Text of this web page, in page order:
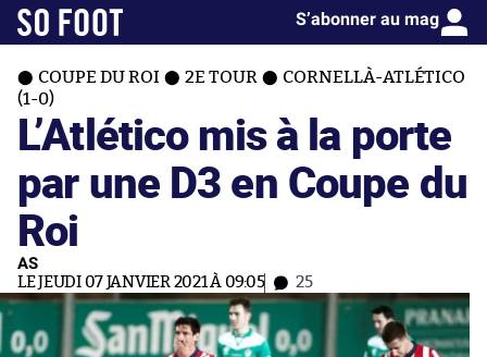
S’abonner au mag
COUPE DU ROI 2E TOUR
CORNELLÀ-ATLÉTICO
(1-0)
L’Atlético mis à la porte
par une D3 en Coupe du
Roi
AS
LE JEUDI 07 JANVIER 2021 À 09:05 25